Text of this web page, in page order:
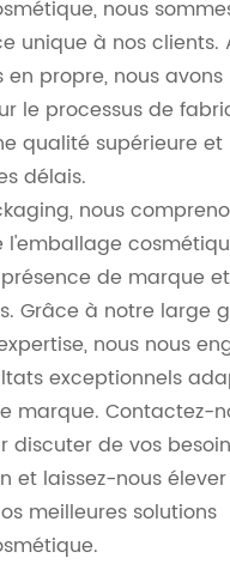
nous
unique à nos clients.
en propre, nous avons
le processus de
qualité supérieure et
délais.
nous
l'emballage
de marque
Grâce à notre large
nous nous
exceptionnels
marque. Contactez-
discuter de vos
et laissez-nous
meilleures solutions